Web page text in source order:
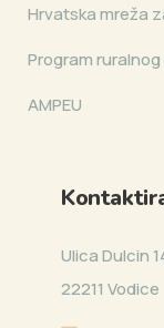
Hrvatska mreža
Program
AMPEU
Ulica Dulcin
22211 Vodice